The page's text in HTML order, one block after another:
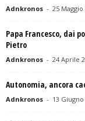
Adnkronos - 25 Maggio
Papa Francesco, dai
Pietro
Adnkronos - 24 Aprile
Autonomia, ancora
Adnkronos - 13 Giugno